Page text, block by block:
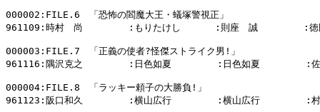
000002:FILE.6　「恐怖の閻魔大王・蟻塚警視正」
961109:時村　尚        :もりたけし      :則座　誠        :徳
000003:FILE.7　「正義の使者?怪傑ストライク男!」
961116:隅沢克之        :日色如夏        :日色如夏        :佐
000004:FILE.8　「ラッキー頼子の大勝負!」
961123:阪口和久        :横山広行        :横山広行        :村